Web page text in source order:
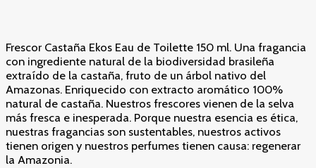
Frescor Castaña Ekos Eau de Toilette 150 ml. Una fragancia
con ingrediente natural de la biodiversidad brasileña
extraído de la castaña, fruto de un árbol nativo del
Amazonas. Enriquecido con extracto aromático 100%
natural de castaña. Nuestros frescores vienen de la selva
más fresca e inesperada. Porque nuestra esencia es ética,
nuestras fragancias son sustentables, nuestros activos
tienen origen ​y nuestros perfumes tienen causa: regenerar
la Amazonia.